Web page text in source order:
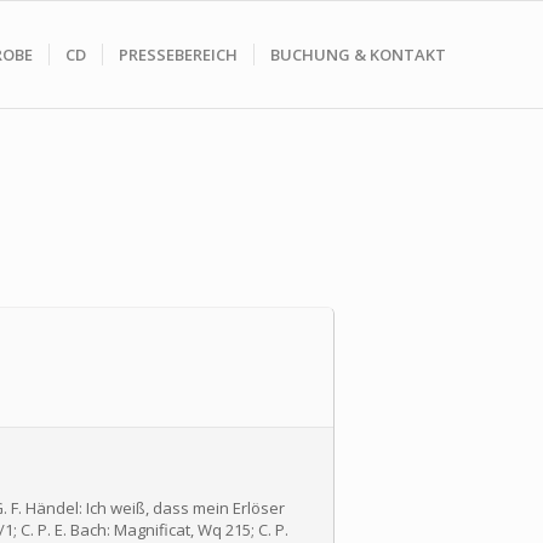
CD PRESSEBEREICH BUCHUNG & KONTAKT
F. Händel: Ich weiß, dass mein Erlöser
C. P. E. Bach: Magnificat, Wq 215; C. P.